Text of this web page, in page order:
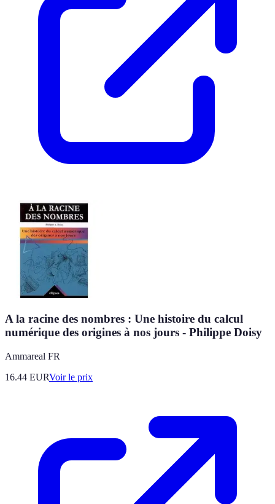
A la racine des nombres : Une histoire du calcul
numérique des origines à nos jours - Philippe Doisy
Ammareal FR
16.44 EURVoir le prix